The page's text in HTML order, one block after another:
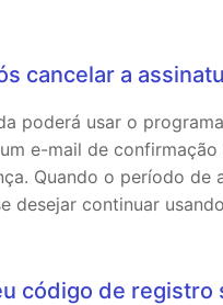
cancelar a
poderá usar o
e-mail de
Quando o período de
desejar continuar
código de registro